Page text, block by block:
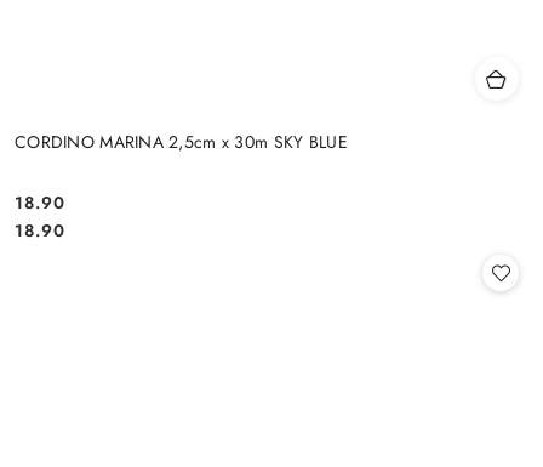
CORDINO MARINA 2,5cm x 30m SKY BLUE
Cena:
18.90
Cena:
18.90